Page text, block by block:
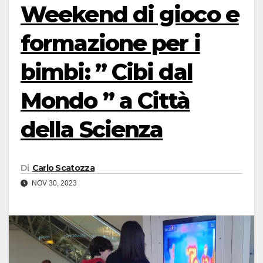
Weekend di gioco e
formazione per i
bimbi: ” Cibi dal
Mondo ” a Città
della Scienza
Di Carlo Scatozza
NOV 30, 2023